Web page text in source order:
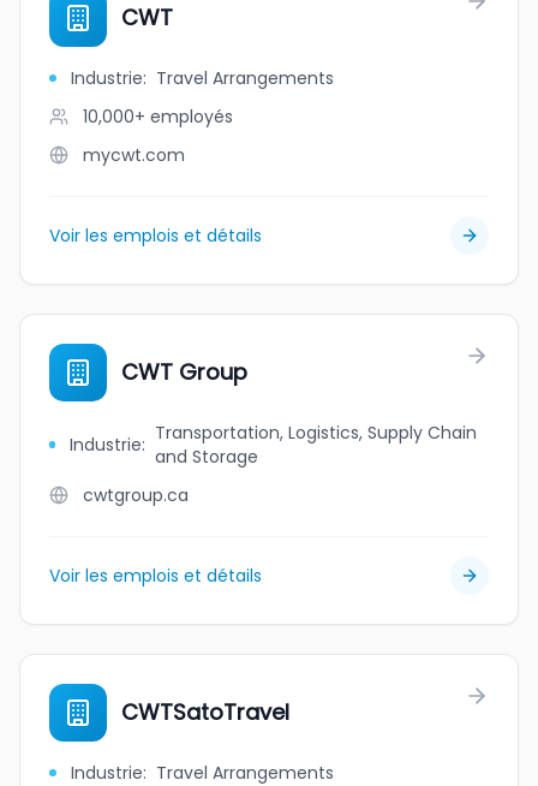
CWT
Industrie: Travel Arrangements
10,000+ employés
mycwt.com
Voir les emplois et détails
CWT Group
Industrie: Transportation, Logistics, Supply Chain
and Storage
cwtgroup.ca
Voir les emplois et détails
CWTSatoTravel
Industrie: Travel Arrangements